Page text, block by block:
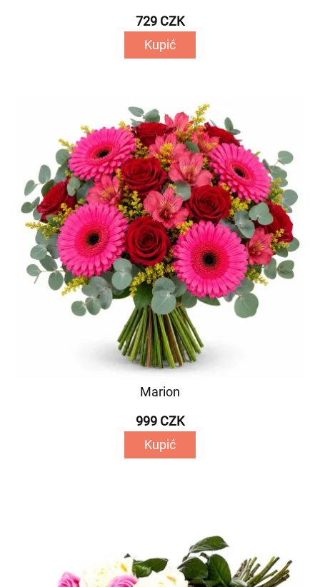
729 CZK
Kupić
Marion
999 CZK
Kupić